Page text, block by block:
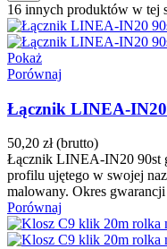
16 innych produktów w tej
Pokaż
Porównaj
Łącznik LINEA-IN20
50,20 zł (brutto)
Łącznik LINEA-IN20 90st
profilu ujętego w swojej
malowany. Okres
Porównaj